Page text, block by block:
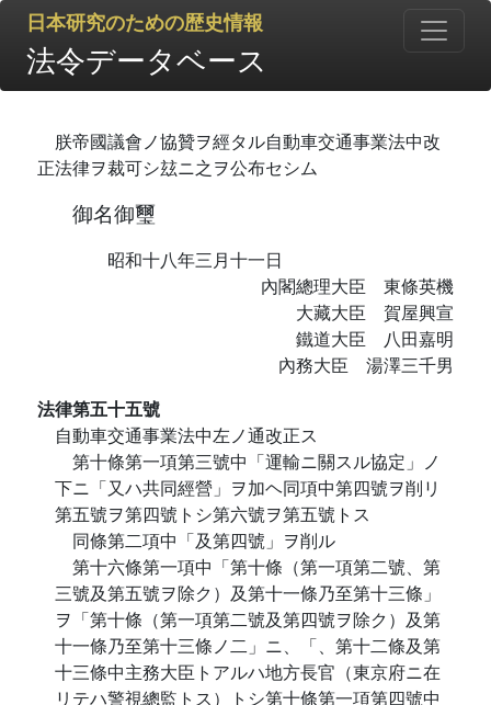
日本研究のための歴史情報
法令データベース
朕帝國議會ノ協贊ヲ經タル自動車交通事業法中改
正法律ヲ裁可シ玆ニ之ヲ公布セシム
御名御璽
昭和十八年三月十一日
內閣總理大臣 東條英機
大藏大臣 賀屋興宣
鐵道大臣 八田嘉明
內務大臣 湯澤三千男
法律第五十五號
自動車交通事業法中左ノ通改正ス
第十條第一項第三號中「運輸ニ關スル協定」ノ
下ニ「又ハ共同經營」ヲ加ヘ同項中第四號ヲ削リ
第五號ヲ第四號トシ第六號ヲ第五號トス
同條第二項中「及第四號」ヲ削ル
第十六條第一項中「第十條（第一項第二號、第
三號及第五號ヲ除ク）及第十一條乃至第十三條」
ヲ「第十條（第一項第二號及第四號ヲ除ク）及第
十一條乃至第十三條ノ二」ニ、「、第十二條及第
十三條中主務大臣トアルハ地方長官（東京府ニ在
リテハ警視總監トス）トシ第十條第一項第四號中